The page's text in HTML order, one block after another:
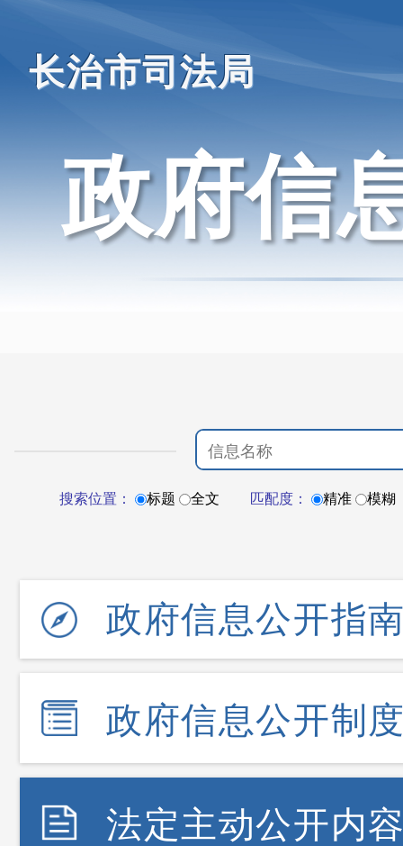
长治市司法局
政府信
搜索位置： 标题 全文 匹配度： 精准 模糊
政府信息公开指
政府信息公开制
法定主动公开内